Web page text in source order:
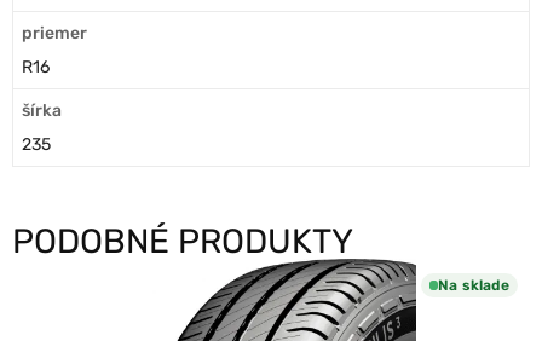
priemer
R16
šírka
235
PODOBNÉ PRODUKTY
Na sklade